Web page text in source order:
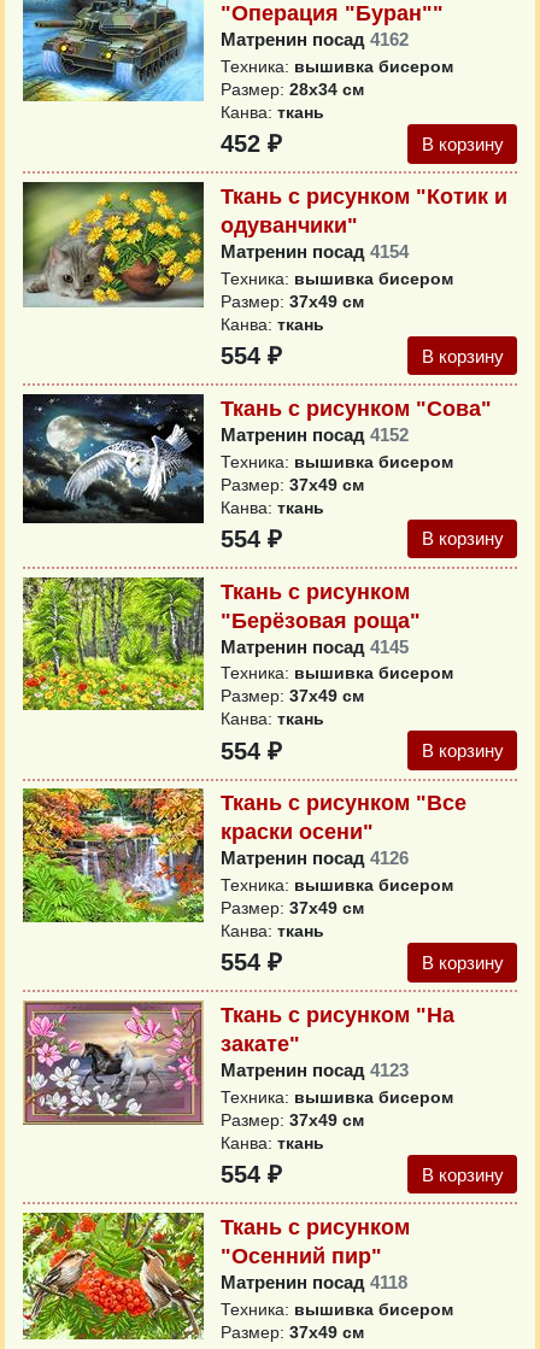
"Операция "Буран""
Матренин посад 4162
Техника: вышивка бисером
Размер: 28x34 см
Канва: ткань
452 ₽ В корзину
Ткань с рисунком "Котик и
одуванчики"
Матренин посад 4154
Техника: вышивка бисером
Размер: 37x49 см
Канва: ткань
554 ₽ В корзину
Ткань с рисунком "Сова"
Матренин посад 4152
Техника: вышивка бисером
Размер: 37x49 см
Канва: ткань
554 ₽ В корзину
Ткань с рисунком
"Берёзовая роща"
Матренин посад 4145
Техника: вышивка бисером
Размер: 37x49 см
Канва: ткань
554 ₽ В корзину
Ткань с рисунком "Все
краски осени"
Матренин посад 4126
Техника: вышивка бисером
Размер: 37x49 см
Канва: ткань
554 ₽ В корзину
Ткань с рисунком "На
закате"
Матренин посад 4123
Техника: вышивка бисером
Размер: 37x49 см
Канва: ткань
554 ₽ В корзину
Ткань с рисунком
"Осенний пир"
Матренин посад 4118
Техника: вышивка бисером
Размер: 37x49 см